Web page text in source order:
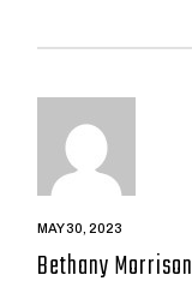
MAY 30, 2023
Bethany Morrison